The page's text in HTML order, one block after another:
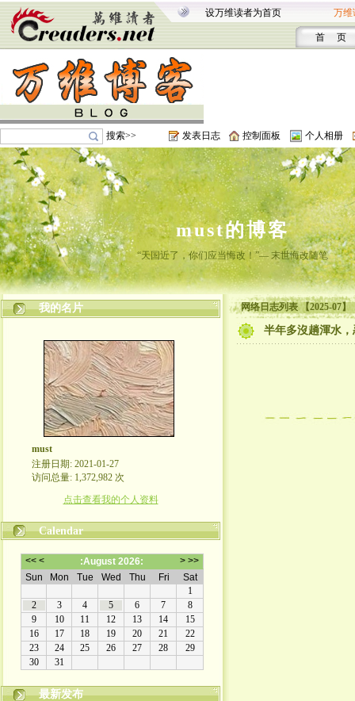
设万维读者为首页 万维
首 页
搜索>> 发表日志 控制面板 个人相册
must的博客
“天国近了，你们应当悔改！”— 末世悔改随笔
我的名片
must
注册日期: 2021-01-27
访问总量: 1,372,982 次
点击查看我的个人资料
Calendar
最新发布
网络日志列表 【2025-07】
半年多沒趟渾水